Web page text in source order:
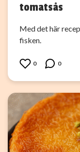
tomatsås
Med det här
fisken.
0 0